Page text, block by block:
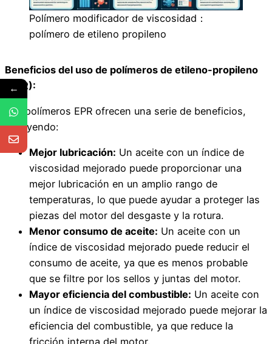
Polímero modificador de viscosidad：
polímero de etileno propileno
Beneficios del uso de polímeros de etileno-propileno
(EPR):
Los polímeros EPR ofrecen una serie de beneficios,
incluyendo:
Mejor lubricación: Un aceite con un índice de
viscosidad mejorado puede proporcionar una
mejor lubricación en un amplio rango de
temperaturas, lo que puede ayudar a proteger las
piezas del motor del desgaste y la rotura.
Menor consumo de aceite: Un aceite con un
índice de viscosidad mejorado puede reducir el
consumo de aceite, ya que es menos probable
que se filtre por los sellos y juntas del motor.
Mayor eficiencia del combustible: Un aceite con
un índice de viscosidad mejorado puede mejorar la
eficiencia del combustible, ya que reduce la
←